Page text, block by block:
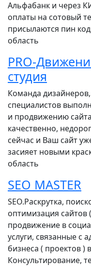
Альфабанк и через
оплаты на сотовый
присылаются пин
область
PRO-
студия
Команда
специалистов
и продвижению
качественно,
сейчас и Ваш сайт
засияет новыми
область
SEO MASTER
SEO.Раскрутка,
оптимизация сайтов
продвижение в
услуги, связанные с
бизнеса ( проектов )
Консультирование,